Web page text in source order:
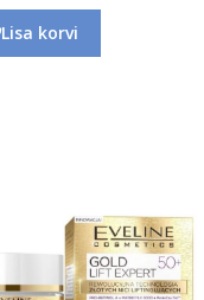
Lisa korvi